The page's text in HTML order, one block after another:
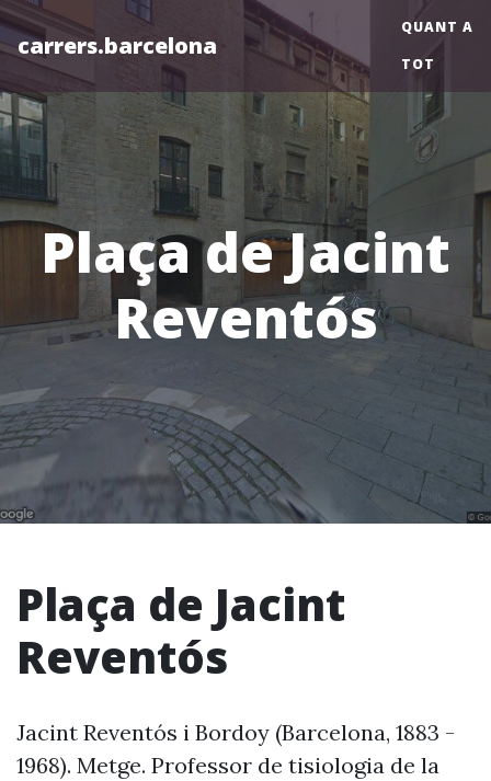
carrers.barcelona
QUANT A
TOT
Plaça de Jacint
Reventós
Plaça de Jacint
Reventós
Jacint Reventós i Bordoy (Barcelona, 1883 -
1968). Metge. Professor de tisiologia de la